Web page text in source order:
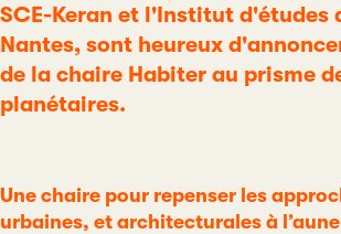
SCE-Keran et l'Institut d'études
Nantes, sont heureux
de la chaire Habiter au prisme
planétaires.
Une chaire pour repenser les
urbaines, et architecturales à